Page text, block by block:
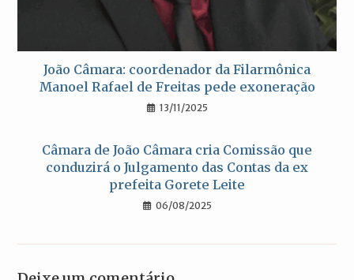
João Câmara: coordenador da Filarmônica
Manoel Rafael de Freitas pede exoneração
13/11/2025
Câmara de João Câmara cria Comissão que
conduzirá o Julgamento das Contas da ex
prefeita Gorete Leite
06/08/2025